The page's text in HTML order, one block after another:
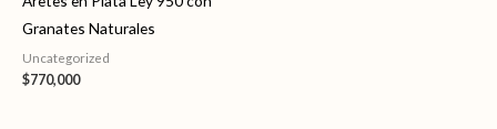
Granates Naturales
Uncategorized
$770,000